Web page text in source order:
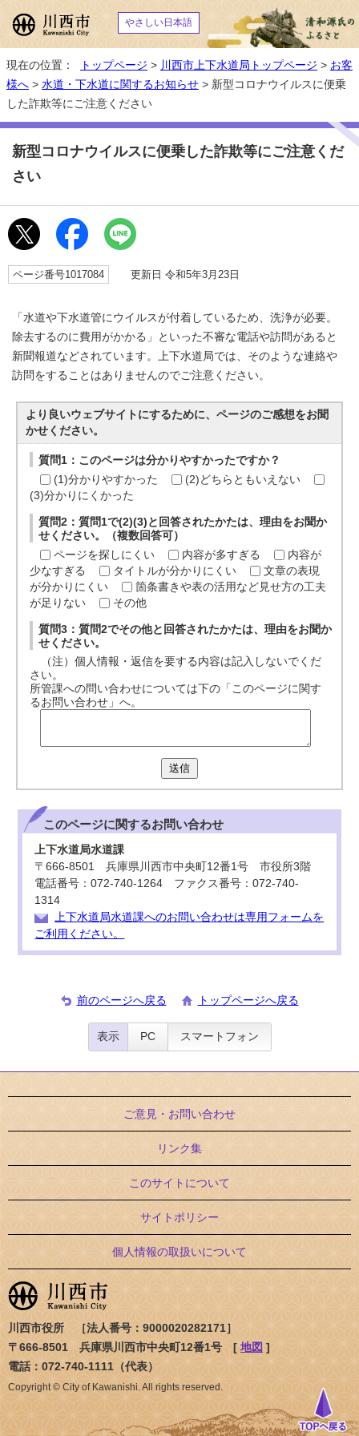
やさしい日本語
現在の位置： トップページ > 川西市上下水道局トップページ > お客
様へ > 水道・下水道に関するお知らせ > 新型コロナウイルスに便乗
した詐欺等にご注意ください
新型コロナウイルスに便乗した詐欺等にご注意くだ
さい
ページ番号1017084 更新日 令和5年3月23日
「水道や下水道管にウイルスが付着しているため、洗浄が必要。
除去するのに費用がかかる」といった不審な電話や訪問があると
新聞報道などされています。上下水道局では、そのような連絡や
訪問をすることはありませんのでご注意ください。
より良いウェブサイトにするために、ページのご感想をお聞
かせください。
質問1：このページは分かりやすかったですか？
(1)分かりやすかった
(2)どちらともいえない
(3)分かりにくかった
質問2：質問1で(2)(3)と回答されたかたは、理由をお聞か
せください。（複数回答可）
ページを探しにくい
内容が多すぎる
内容が
少なすぎる
タイトルが分かりにくい
文章の表現
が分かりにくい
箇条書きや表の活用など見せ方の工夫
が足りない
その他
質問3：質問2でその他と回答されたかたは、理由をお聞か
せください。
（注）個人情報・返信を要する内容は記入しないでくだ
さい。
所管課への問い合わせについては下の「このページに関す
るお問い合わせ」へ。
送信
このページに関するお問い合わせ
上下水道局水道課
〒666-8501 兵庫県川西市中央町12番1号 市役所3階
電話番号：072-740-1264 ファクス番号：072-740-
1314
上下水道局水道課へのお問い合わせは専用フォームを
ご利用ください。
前のページへ戻る トップページへ戻る
表示 PC スマートフォン
ご意見・お問い合わせ
リンク集
このサイトについて
サイトポリシー
個人情報の取扱いについて
川西市役所 ［法人番号：9000020282171］
〒666-8501 兵庫県川西市中央町12番1号 [ 地図 ]
電話：072-740-1111（代表）
Copyright © City of Kawanishi. All rights reserved.